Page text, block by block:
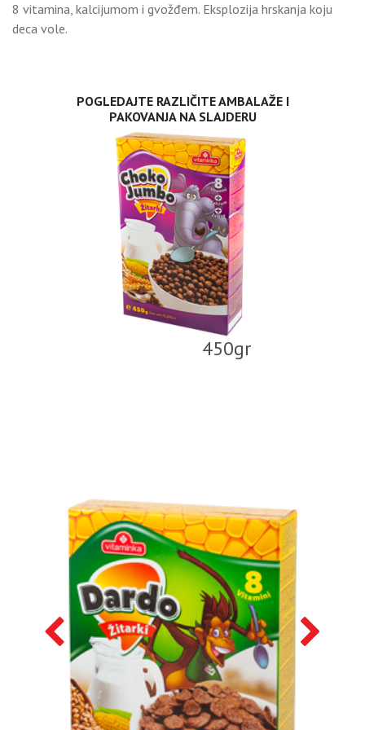
8 vitamina, kalcijumom i gvožđem. Eksplozija hrskanja koju
deca vole.
POGLEDAJTE RAZLIČITE AMBALAŽE I
PAKOVANJA NA SLAJDERU
450gr